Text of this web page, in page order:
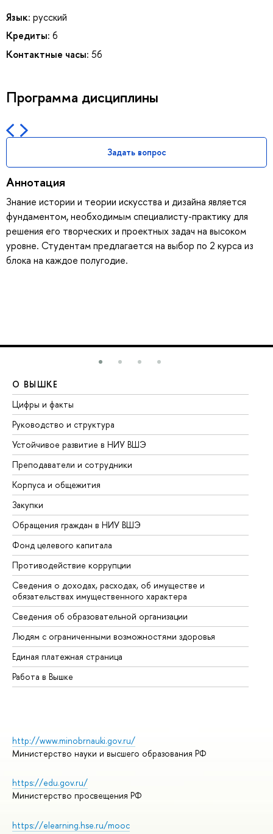
Язык: русский
Кредиты: 6
Контактные часы: 56
Программа дисциплины
Задать вопрос
Аннотация
Знание истории и теории искусства и дизайна является
фундаментом, необходимым специалисту-практику для
решения его творческих и проектных задач на высоком
уровне. Студентам предлагается на выбор по 2 курса из
блока на каждое полугодие.
О ВЫШКЕ
Цифры и факты
Руководство и структура
Устойчивое развитие в НИУ ВШЭ
Преподаватели и сотрудники
Корпуса и общежития
Закупки
Обращения граждан в НИУ ВШЭ
Фонд целевого капитала
Противодействие коррупции
Сведения о доходах, расходах, об имуществе и
обязательствах имущественного характера
Сведения об образовательной организации
Людям с ограниченными возможностями здоровья
Единая платежная страница
Работа в Вышке
http://www.minobrnauki.gov.ru/
Министерство науки и высшего образования РФ
https://edu.gov.ru/
Министерство просвещения РФ
https://elearning.hse.ru/mooc